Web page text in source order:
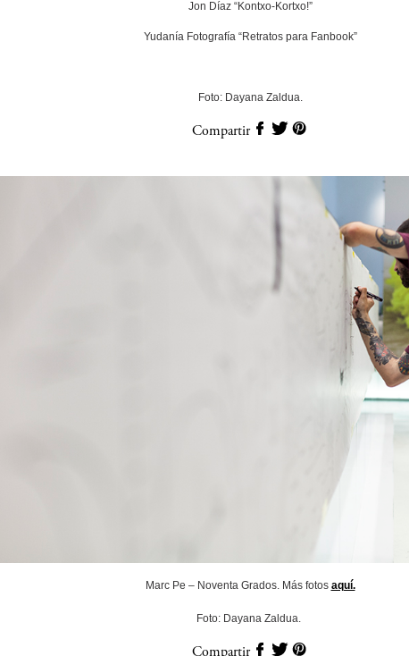
Jon Díaz “Kontxo-Kortxo!”
Yudanía Fotografía “Retratos para Fanbook”
Foto: Dayana Zaldua.
Compartir
Marc Pe – Noventa Grados. Más fotos aquí.
Foto: Dayana Zaldua.
Compartir